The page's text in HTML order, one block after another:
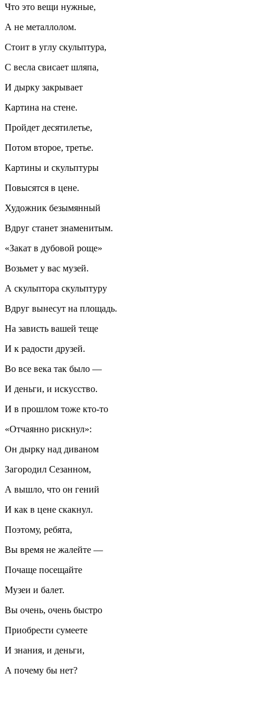
Что это вещи нужные,
А не металлолом.
Стоит в углу скульптура,
С весла свисает шляпа,
И дырку закрывает
Картина на стене.
Пройдет десятилетье,
Потом второе, третье.
Картины и скульптуры
Повысятся в цене.
Художник безымянный
Вдруг станет знаменитым.
«Закат в дубовой роще»
Возьмет у вас музей.
А скульптора скульптуру
Вдруг вынесут на площадь.
На зависть вашей теще
И к радости друзей.
Во все века так было —
И деньги, и искусство.
И в прошлом тоже кто-то
«Отчаянно рискнул»:
Он дырку над диваном
Загородил Сезанном,
А вышло, что он гений
И как в цене скакнул.
Поэтому, ребята,
Вы время не жалейте —
Почаще посещайте
Музеи и балет.
Вы очень, очень быстро
Приобрести сумеете
И знания, и деньги,
А почему бы нет?